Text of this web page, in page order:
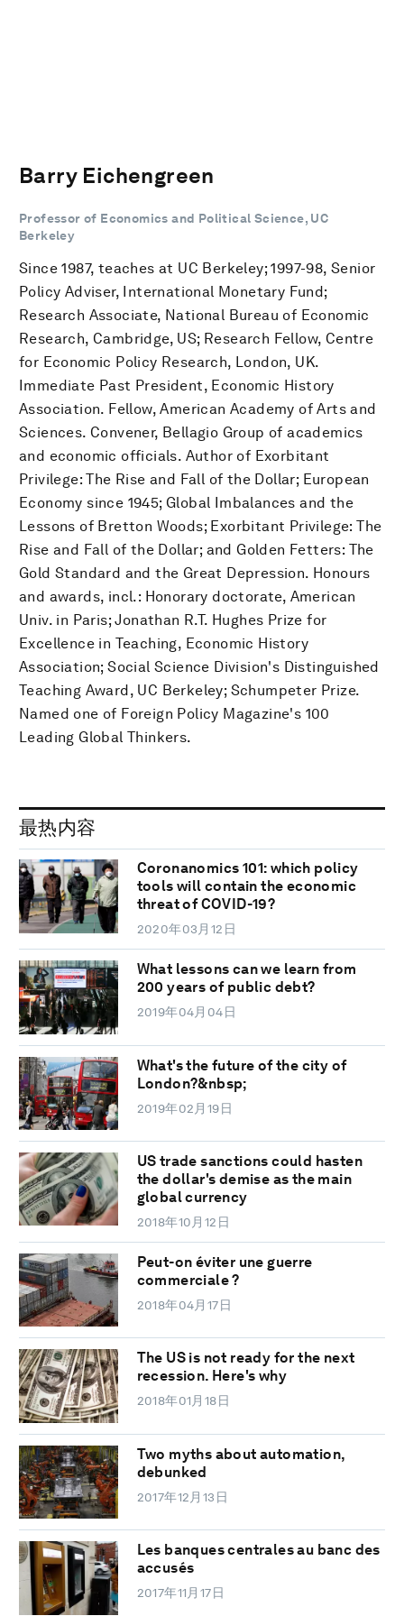
Barry Eichengreen
Professor of Economics and Political Science, UC
Berkeley
Since 1987, teaches at UC Berkeley; 1997-98, Senior
Policy Adviser, International Monetary Fund;
Research Associate, National Bureau of Economic
Research, Cambridge, US; Research Fellow, Centre
for Economic Policy Research, London, UK.
Immediate Past President, Economic History
Association. Fellow, American Academy of Arts and
Sciences. Convener, Bellagio Group of academics
and economic officials. Author of Exorbitant
Privilege: The Rise and Fall of the Dollar; European
Economy since 1945; Global Imbalances and the
Lessons of Bretton Woods; Exorbitant Privilege: The
Rise and Fall of the Dollar; and Golden Fetters: The
Gold Standard and the Great Depression. Honours
and awards, incl.: Honorary doctorate, American
Univ. in Paris; Jonathan R.T. Hughes Prize for
Excellence in Teaching, Economic History
Association; Social Science Division's Distinguished
Teaching Award, UC Berkeley; Schumpeter Prize.
Named one of Foreign Policy Magazine's 100
Leading Global Thinkers.
最热内容
Coronanomics 101: which policy
tools will contain the economic
threat of COVID-19?
2020年03月12日
What lessons can we learn from
200 years of public debt?
2019年04月04日
What's the future of the city of
London?&nbsp;
2019年02月19日
US trade sanctions could hasten
the dollar's demise as the main
global currency
2018年10月12日
Peut-on éviter une guerre
commerciale ?
2018年04月17日
The US is not ready for the next
recession. Here's why
2018年01月18日
Two myths about automation,
debunked
2017年12月13日
Les banques centrales au banc des
accusés
2017年11月17日